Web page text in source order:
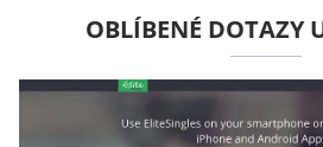
OBLÍBENÉ DOTAZY